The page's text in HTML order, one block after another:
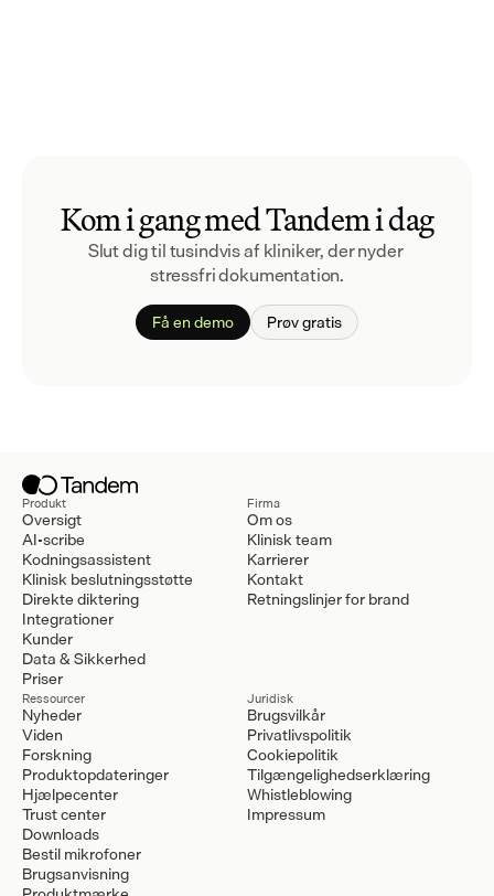
Kom i gang med Tandem i dag
Slut dig til tusindvis af kliniker, der nyder
stressfri dokumentation.
Få en demo Prøv gratis
Produkt
Oversigt
AI-scribe
Kodningsassistent
Klinisk beslutningsstøtte
Direkte diktering
Integrationer
Kunder
Data & Sikkerhed
Priser
Firma
Om os
Klinisk team
Karrierer
Kontakt
Retningslinjer for brand
Ressourcer
Nyheder
Viden
Forskning
Produktopdateringer
Hjælpecenter
Trust center
Downloads
Bestil mikrofoner
Brugsanvisning
Juridisk
Brugsvilkår
Privatlivspolitik
Cookiepolitik
Tilgængelighedserklæring
Whistleblowing
Impressum